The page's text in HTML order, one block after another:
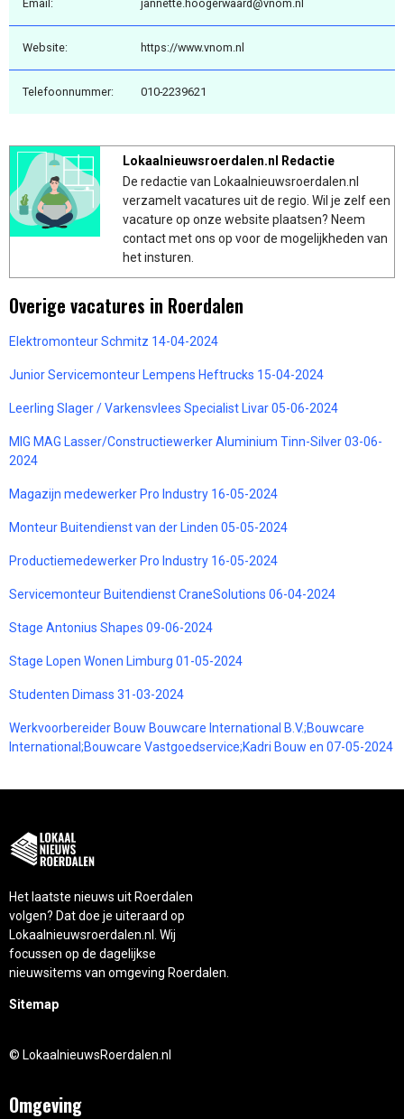
Email: jannette.hoogerwaard@vnom.nl
Website: https://www.vnom.nl
Telefoonnummer: 010-2239621
Lokaalnieuwsroerdalen.nl Redactie
De redactie van Lokaalnieuwsroerdalen.nl
verzamelt vacatures uit de regio. Wil je zelf een
vacature op onze website plaatsen? Neem
contact met ons op voor de mogelijkheden van
het insturen.
Overige vacatures in Roerdalen
Elektromonteur Schmitz 14-04-2024
Junior Servicemonteur Lempens Heftrucks 15-04-2024
Leerling Slager / Varkensvlees Specialist Livar 05-06-2024
MIG MAG Lasser/Constructiewerker Aluminium Tinn-Silver 03-06-
2024
Magazijn medewerker Pro Industry 16-05-2024
Monteur Buitendienst van der Linden 05-05-2024
Productiemedewerker Pro Industry 16-05-2024
Servicemonteur Buitendienst CraneSolutions 06-04-2024
Stage Antonius Shapes 09-06-2024
Stage Lopen Wonen Limburg 01-05-2024
Studenten Dimass 31-03-2024
Werkvoorbereider Bouw Bouwcare International B.V.;Bouwcare
International;Bouwcare Vastgoedservice;Kadri Bouw en 07-05-2024
Het laatste nieuws uit Roerdalen
volgen? Dat doe je uiteraard op
Lokaalnieuwsroerdalen.nl. Wij
focussen op de dagelijkse
nieuwsitems van omgeving Roerdalen.
Sitemap
© LokaalnieuwsRoerdalen.nl
Omgeving